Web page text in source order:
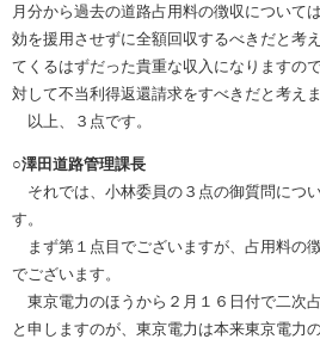
月分から過去の道路占用料の徴収について
効を援用させずに全額回収するべきだと考
てくるはずだった貴重な収入になりますの
対して不当利得返還請求をすべきだと考え
以上、３点です。
○澤田道路管理課長
それでは、小林委員の３点の御質問につ
す。
まず第１点目でございますが、占用料の
でございます。
東京電力のほうから２月１６日付で二次
と申しますのが、東京電力は本来東京電力